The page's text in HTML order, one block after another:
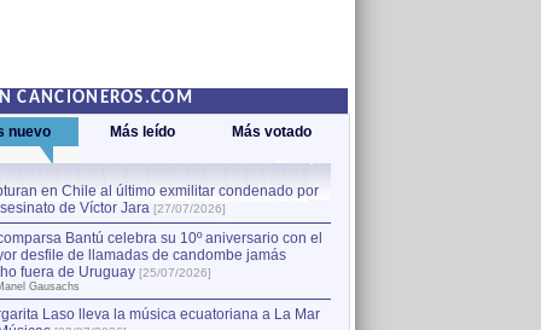
CANCIONEROS.COM
nuevo Más leído Más votado
en Chile al último exmilitar condenado por
de Víctor Jara [27/07/2026]
Bantú celebra su 10º aniversario con el
desfile de llamadas de candombe jamás
fuera de Uruguay [25/07/2026]
Gausachs
Laso lleva la música ecuatoriana a La Mar